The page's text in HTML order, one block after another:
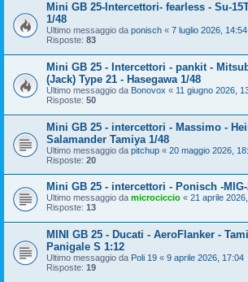
Mini GB 25-Intercettori- fearless - Su-
1/48
Ultimo messaggio da ponisch « 7 luglio 2026, 14:54
Risposte: 83
Mini GB 25 - Intercettori - pankit -
(Jack) Type 21 - Hasegawa 1/48
Ultimo messaggio da Bonovox « 11 giugno 2026,
Risposte: 50
Mini GB 25 - intercettori - Massimo -
Salamander Tamiya 1/48
Ultimo messaggio da pitchup « 20 maggio 2026,
Risposte: 20
Mini GB 25 - intercettori - Ponisch -MIG-
Ultimo messaggio da microciccio « 21 aprile
Risposte: 13
MINI GB 25 - Ducati - AeroFlanker -
Panigale S 1:12
Ultimo messaggio da Poli 19 « 9 aprile 2026, 17:04
Risposte: 19